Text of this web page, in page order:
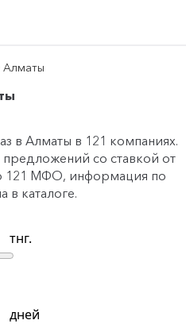
Алматы
в Алматы в 121 компаниях.
со ставкой от
121 МФО, информация по
в каталоге.
тнг.
дней